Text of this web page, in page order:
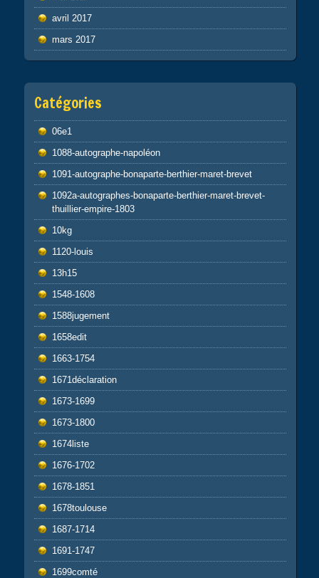
avril 2017
mars 2017
Catégories
06e1
1088-autographe-napoléon
1091-autographe-bonaparte-berthier-maret-brevet
1092a-autographes-bonaparte-berthier-maret-brevet-
thuillier-empire-1803
10kg
1120-louis
13h15
1548-1608
1588jugement
1658edit
1663-1754
1671déclaration
1673-1699
1673-1800
1674liste
1676-1702
1678-1851
1678toulouse
1687-1714
1691-1747
1699comté